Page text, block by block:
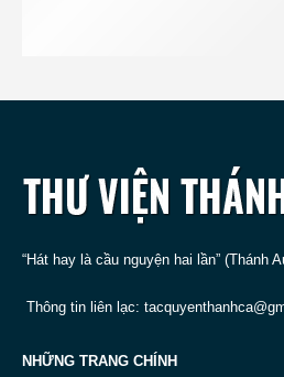
“Hát hay là cầu nguyện hai lần” (Thánh
Thông tin liên lạc:
NHỮNG TRANG CHÍNH